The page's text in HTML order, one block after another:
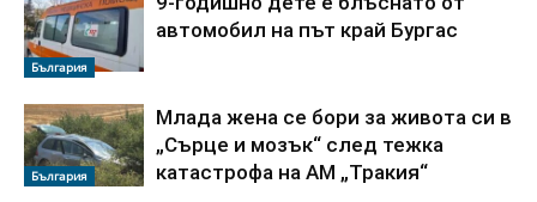
България
автомобил на път край Бургас
България
Млада жена се бори за живота си в
„Сърце и мозък“ след тежка
катастрофа на АМ „Тракия“